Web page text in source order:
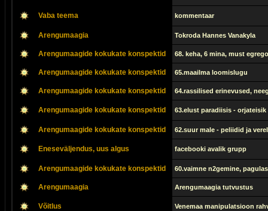
Vaba teema kommentaar
Arengumaagia Tokroda Hannes Vanakyla
Arengumaagide kokukate konspektid 68. keha, 6 mina, must
Arengumaagide kokukate konspektid 65.maailma loomislugu
Arengumaagide kokukate konspektid 64.rassilised erinevused,
Arengumaagide kokukate konspektid 63.elust paradiisis -
Arengumaagide kokukate konspektid 62.suur male - peliidid ja
Eneseväljendus, uus algus facebooki avalik grupp
Arengumaagide kokukate konspektid 60.vaimne n2gemine,
Arengumaagia Arengumaagia tutvustus
Võitlus Venemaa manipulatsioon